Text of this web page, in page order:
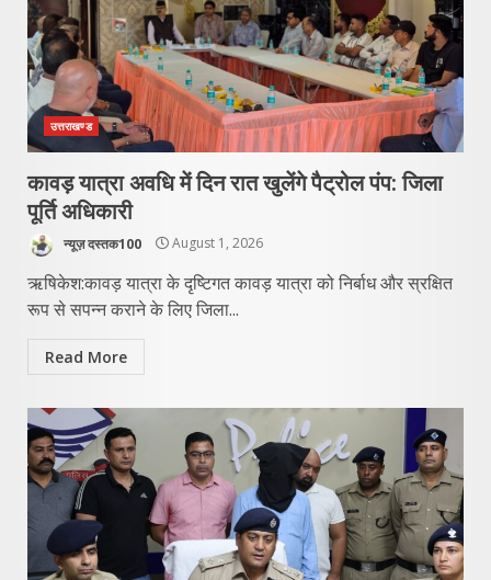
उत्तराखण्ड
कावड़ यात्रा अवधि में दिन रात खुलेंगे पैट्रोल पंप: जिला
पूर्ति अधिकारी
न्यूज़ दस्तक100 August 1, 2026
ऋषिकेश:कावड़ यात्रा के दृष्टिगत कावड़ यात्रा को निर्बाध और स्रक्षित
रूप से सपन्न कराने के लिए जिला...
Read More